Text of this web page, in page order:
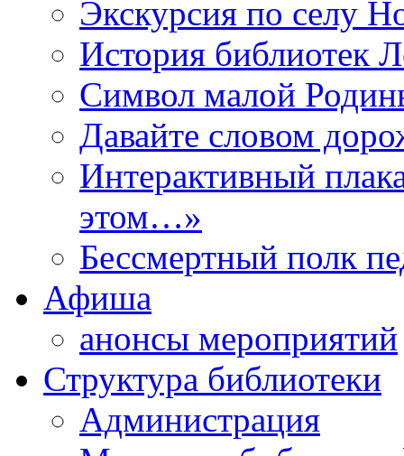
Экскурсия по селу
История библиотек
Символ малой
Давайте словом
Интерактивный
этом…»
Бессмертный полк
Афиша
анонсы мероприятий
Структура библиотеки
Администрация